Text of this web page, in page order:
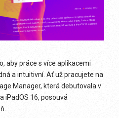
aby práce s více aplikacemi
a intuitivní. Ať už pracujete na
Manager, která debutovala v
iPadOS 16, posouvá